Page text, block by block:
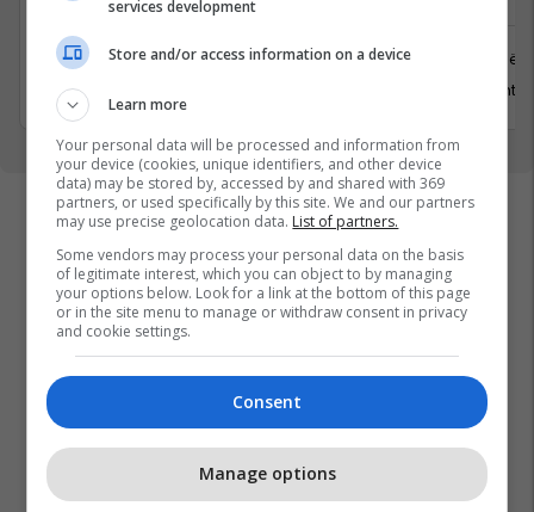
Prishtinë
31 Korrik 2026
Prishtinë
13 Gusht
services development
Store and/or access information on a device
Learn more
Your personal data will be processed and information from
your device (cookies, unique identifiers, and other device
data) may be stored by, accessed by and shared with 369
partners, or used specifically by this site. We and our partners
may use precise geolocation data. List of partners.
Some vendors may process your personal data on the basis
of legitimate interest, which you can object to by managing
your options below. Look for a link at the bottom of this page
or in the site menu to manage or withdraw consent in privacy
and cookie settings.
Consent
Manage options